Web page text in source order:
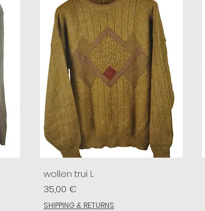
wollen trui L
Preis
35,00 €
SHIPPING & RETURNS